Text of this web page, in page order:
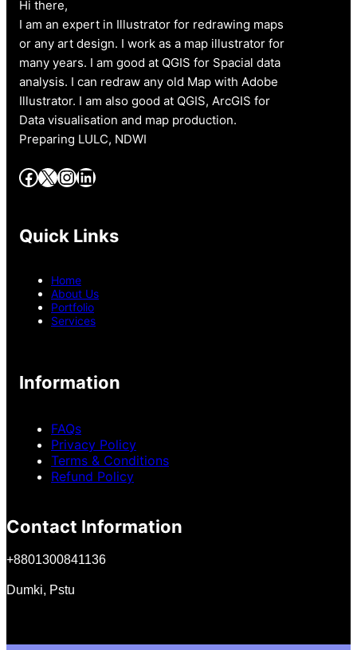
Hi there,
I am an expert in Illustrator for redrawing maps
or any art design. I work as a map illustrator for
many years. I am good at QGIS for Spacial data
analysis. I can redraw any old Map with Adobe
Illustrator. I am also good at QGIS, ArcGIS for
Data visualisation and map production.
Preparing LULC, NDWI
Facebook X InstagramLinkedIn
Quick Links
Home
About Us
Portfolio
Services
Information
FAQs
Privacy Policy
Terms & Conditions
Refund Policy
Contact Information
+8801300841136
Dumki, Pstu